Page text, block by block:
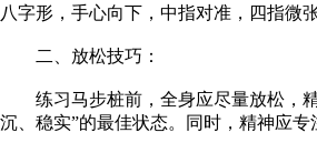
八字形，手心向下，中指对准，四指微
二、放松技巧：
练习马步桩前，全身应尽量放松，精
沉、稳实”的最佳状态。同时，精神应